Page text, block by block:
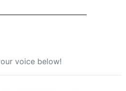
voice below!